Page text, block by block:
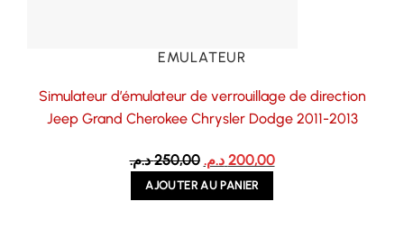
EMULATEUR
Simulateur d’émulateur de verrouillage de direction
Jeep Grand Cherokee Chrysler Dodge 2011-2013
250,00 د.م.
Le
prix
initial
200,00 د.م.
Le
AJOUTER AU PANIER